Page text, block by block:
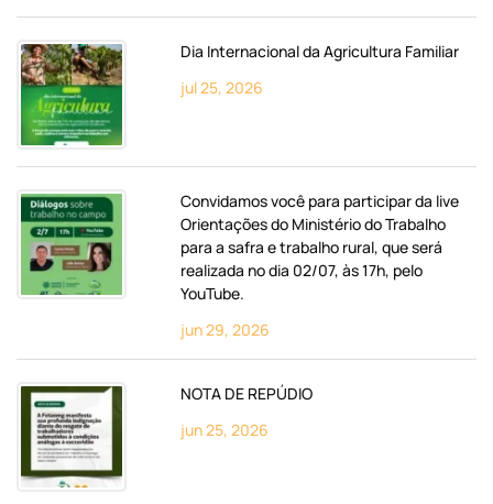
Dia Internacional da Agricultura Familiar
jul 25, 2026
Convidamos você para participar da live
Orientações do Ministério do Trabalho
para a safra e trabalho rural, que será
realizada no dia 02/07, às 17h, pelo
YouTube.
jun 29, 2026
NOTA DE REPÚDIO
jun 25, 2026